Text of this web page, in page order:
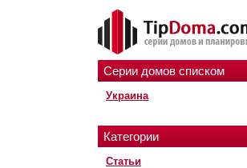
Серии домов списком
Украина
Категории
Статьи